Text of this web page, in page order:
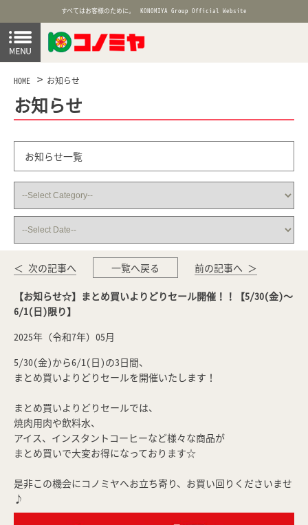
すべてはお客様のために。 KONOMIYA Group Official Website
HOME お知らせ
お知らせ
お知らせ一覧
＜ 次の記事へ 一覧へ戻る 前の記事へ ＞
【お知らせ☆】まとめ買いよりどりセール開催！！【5/30(金)～
6/1(日)限り】
2025年（令和7年）05月
5/30(金)から6/1(日)の3日間、
まとめ買いよりどりセールを開催いたします！
まとめ買いよりどりセールでは、
焼肉用肉や飲料水、
アイス、インスタントコーヒーなど様々な商品が
まとめ買いで大変お得になっております☆
是非この機会にコノミヤへお立ち寄り、お買い回りくださいませ
♪